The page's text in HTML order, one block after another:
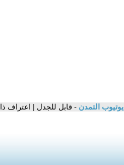
يوتيوب التمدن - قابل للجدل | اعتراف